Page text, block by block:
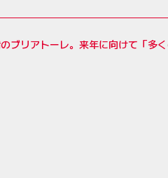
ブリアトーレ。来年に向けて「多